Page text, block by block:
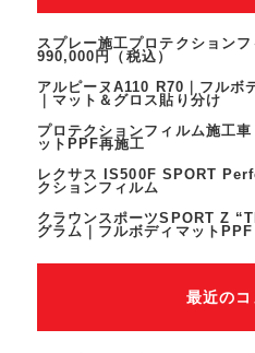
スプレー施工プロテクションフ
990,000円（税込）
アルピーヌA110 R70｜フルボ
｜マット＆グロス貼り分け
プロテクションフィルム施工
ットPPF再施工
レクサス IS500F SPORT
クションフィルム
クラウンスポーツSPORT Z
グラム｜フルボディマットPPF
最近のコ